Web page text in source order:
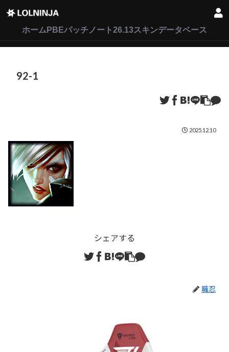
ホーム PBEパッチノート26.13スキンデータベース
92-1
2025.12.10
シェアする
職忍